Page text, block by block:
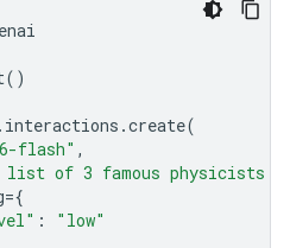
()
. interactions .create(
flash" ,
list of 3 famous physicists
={
:
"low"